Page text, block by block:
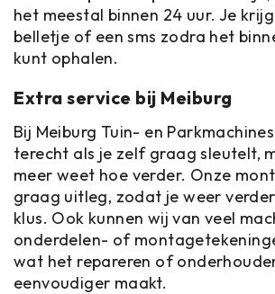
het meestal binnen 24 uur. Je
belletje of een sms zodra het
kunt ophalen.
Extra service bij Meiburg
Bij Meiburg Tuin- en
terecht als je zelf graag sleutelt,
meer weet hoe verder. Onze
graag uitleg, zodat je weer
klus. Ook kunnen wij van veel
onderdelen- of
wat het repareren of
eenvoudiger maakt.